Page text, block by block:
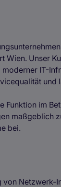
Wien. Unser
IT-
und
Funktion im
maßgeblich
bei.
Netzwerk-